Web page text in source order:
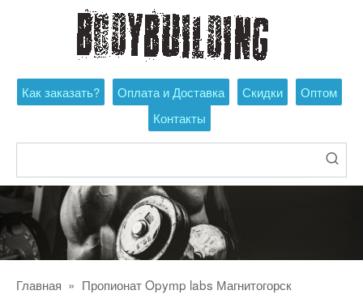
Как заказать? Оплата и Доставка Скидки
Оптом
Контакты
Главная » Пропионат Opymp labs Магнитогорск